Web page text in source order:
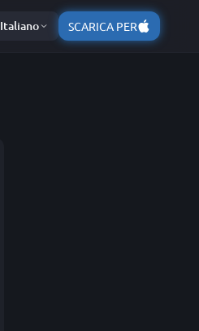
Italiano SCARICA PER